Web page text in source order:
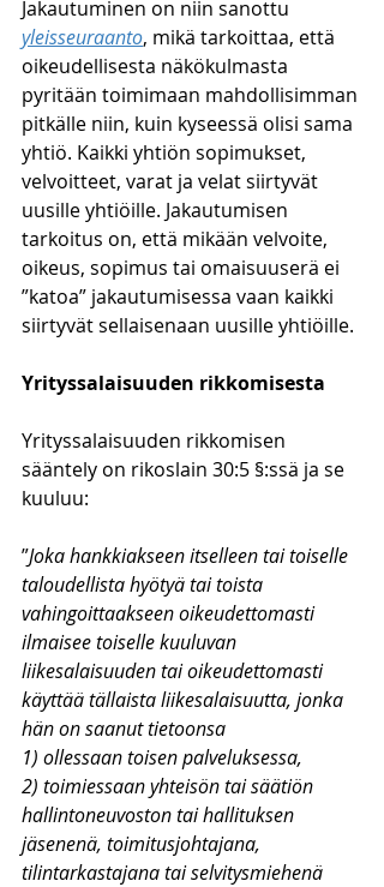
Jakautuminen on niin sanottu
yleisseuraanto, mikä tarkoittaa, että
oikeudellisesta näkökulmasta
pyritään toimimaan mahdollisimman
pitkälle niin, kuin kyseessä olisi sama
yhtiö. Kaikki yhtiön sopimukset,
velvoitteet, varat ja velat siirtyvät
uusille yhtiöille. Jakautumisen
tarkoitus on, että mikään velvoite,
oikeus, sopimus tai omaisuuserä ei
”katoa” jakautumisessa vaan kaikki
siirtyvät sellaisenaan uusille yhtiöille.
Yrityssalaisuuden rikkomisesta
Yrityssalaisuuden rikkomisen
sääntely on rikoslain 30:5 §:ssä ja se
kuuluu:
”Joka hankkiakseen itselleen tai toiselle
taloudellista hyötyä tai toista
vahingoittaakseen oikeudettomasti
ilmaisee toiselle kuuluvan
liikesalaisuuden tai oikeudettomasti
käyttää tällaista liikesalaisuutta, jonka
hän on saanut tietoonsa
1) ollessaan toisen palveluksessa,
2) toimiessaan yhteisön tai säätiön
hallintoneuvoston tai hallituksen
jäsenenä, toimitusjohtajana,
tilintarkastajana tai selvitysmiehenä